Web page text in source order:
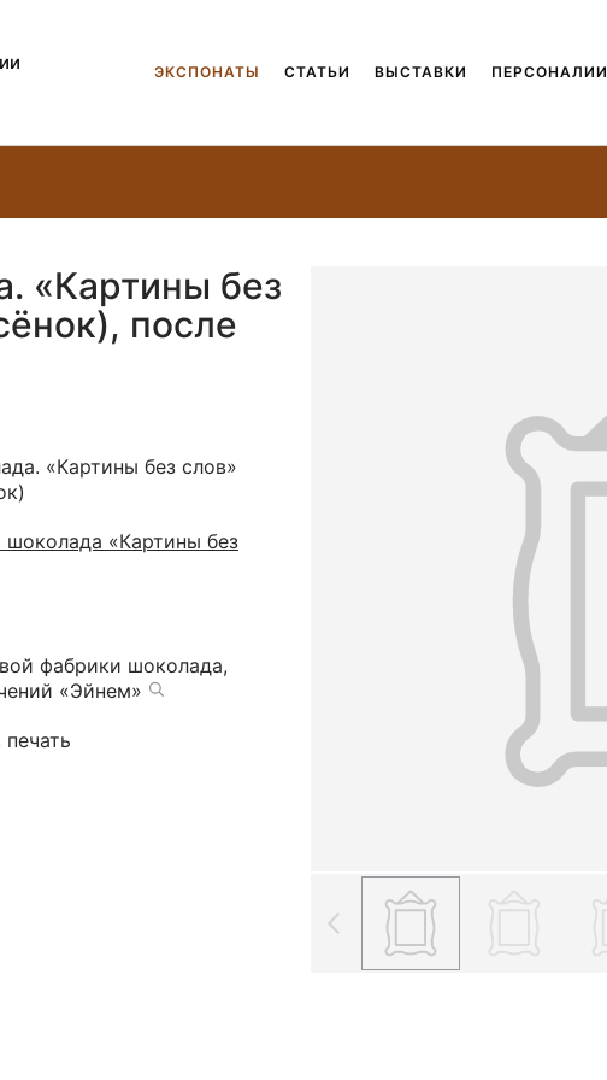
ЭКСПОНАТЫ СТАТЬИ ВЫСТАВКИ ПЕРСОНАЛИИ
«Картины без
после
«Картины без слов»
«Картины без
фабрики шоколада,
«Эйнем»